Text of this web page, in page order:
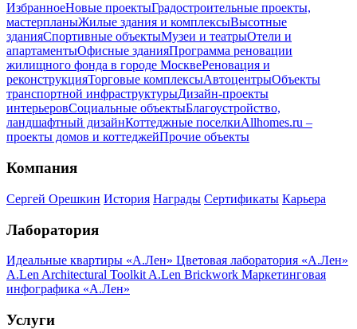
ИзбранноеНовые проектыГрадостроительные проекты,
мастерпланыЖилые здания и комплексыВысотные
зданияСпортивные объектыМузеи и театрыОтели и
апартаментыОфисные зданияПрограмма реновации
жилищного фонда в городе МосквеРеновация и
реконструкцияТорговые комплексыАвтоцентрыОбъекты
транспортной инфраструктурыДизайн-проекты
интерьеровСоциальные объектыБлагоустройство,
ландшафтный дизайнКоттеджные поселкиAllhomes.ru –
проекты домов и коттеджейПрочие объекты
Компания
Сергей Орешкин История Награды Сертификаты Карьера
Лаборатория
Идеальные квартиры «А.Лен» Цветовая лаборатория «А.Лен»
A.Len Architectural Toolkit A.Len Brickwork Маркетинговая
инфографика «А.Лен»
Услуги